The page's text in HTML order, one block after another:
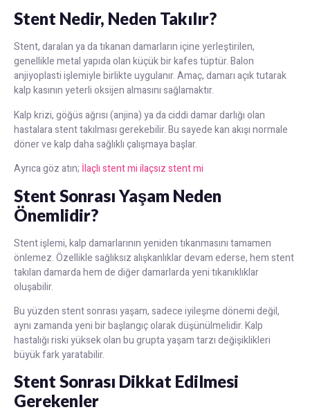
Stent Nedir, Neden Takılır?
Stent, daralan ya da tıkanan damarların içine yerleştirilen,
genellikle metal yapıda olan küçük bir kafes tüptür. Balon
anjiyoplasti işlemiyle birlikte uygulanır. Amaç, damarı açık tutarak
kalp kasının yeterli oksijen almasını sağlamaktır.
Kalp krizi, göğüs ağrısı (anjina) ya da ciddi damar darlığı olan
hastalara stent takılması gerekebilir. Bu sayede kan akışı normale
döner ve kalp daha sağlıklı çalışmaya başlar.
Ayrıca göz atın; İlaçlı stent mi ilaçsız stent mi
Stent Sonrası Yaşam Neden
Önemlidir?
Stent işlemi, kalp damarlarının yeniden tıkanmasını tamamen
önlemez. Özellikle sağlıksız alışkanlıklar devam ederse, hem stent
takılan damarda hem de diğer damarlarda yeni tıkanıklıklar
oluşabilir.
Bu yüzden stent sonrası yaşam, sadece iyileşme dönemi değil,
aynı zamanda yeni bir başlangıç olarak düşünülmelidir. Kalp
hastalığı riski yüksek olan bu grupta yaşam tarzı değişiklikleri
büyük fark yaratabilir.
Stent Sonrası Dikkat Edilmesi
Gerekenler